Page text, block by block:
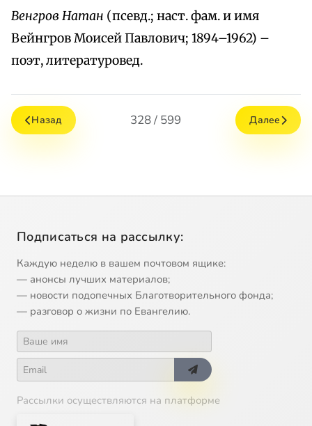
Венгров Натан (псевд.; наст. фам. и имя
Вейнгров Моисей Павлович; 1894–1962) –
поэт, литературовед.
Назад 328 / 599 Далее
Подписаться на рассылку:
Каждую неделю в вашем почтовом ящике:
— анонсы лучших материалов;
— новости подопечных Благотворительного фонда;
— разговор о жизни по Евангелию.
Рассылки осуществляются на платформе